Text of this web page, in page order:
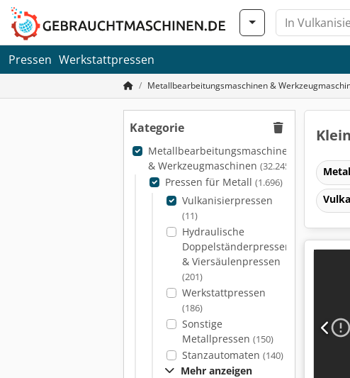
Pressen Werkstattpressen
Metallbearbeitungsmaschinen &
Kategorie
Metallbearbeitungsmaschinen
& Werkzeugmaschinen (32.245)
Pressen für Metall (1.696)
Vulkanisierpressen
(11)
Hydraulische
Doppelständerpressen
& Viersäulenpressen
(201)
Werkstattpressen
(186)
Sonstige
Metallpressen (150)
Stanzautomaten (140)
Mehr anzeigen